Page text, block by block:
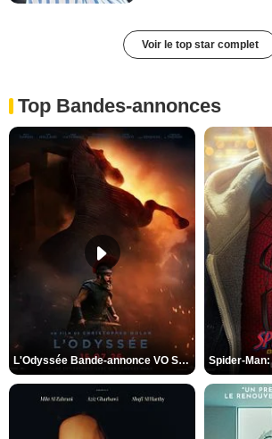
Voir le top star complet
Top Bandes-annonces
L'Odyssée Bande-annonce VO STFR